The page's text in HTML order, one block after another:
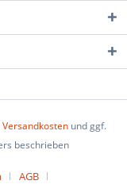
Versandkosten und ggf.
beschrieben
AGB